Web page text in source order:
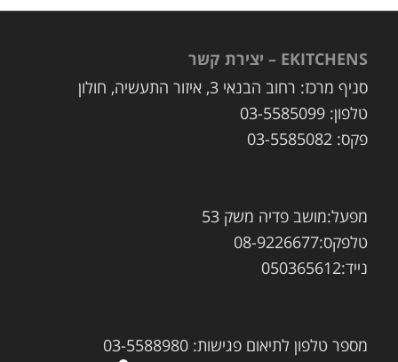
EKITCHENS – יצירת קשר
סניף מרכז: רחוב הבנאי 3, איזור התעשיה, חולון
טלפון: 03-5585099
פקס: 03-5585082
מפעל:מושב פדיה משק 53
טלפקס:08-9226677
נייד:050365612
מספר טלפון לתיאום פגישות: 03-5588980